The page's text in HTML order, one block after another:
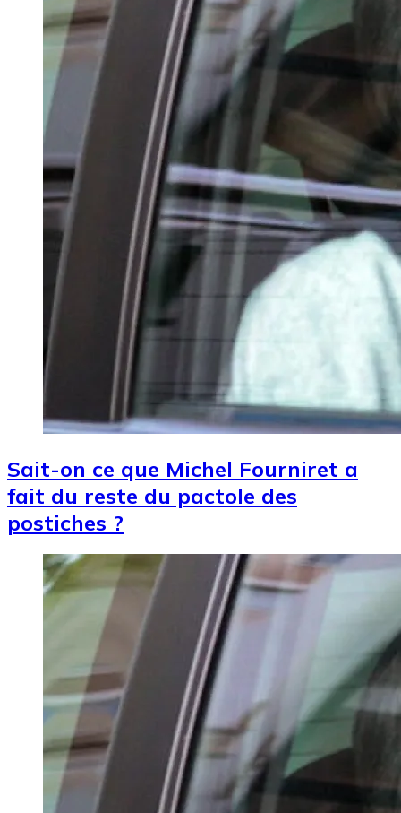
Sait-on ce que Michel Fourniret a
fait du reste du pactole des
postiches ?
Image